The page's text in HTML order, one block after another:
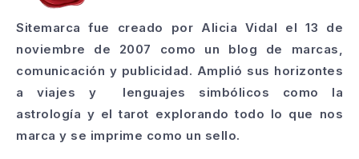
Sitemarca fue creado por Alicia Vidal el 13 de
noviembre de 2007 como un blog de marcas,
comunicación y publicidad. Amplió sus horizontes
a viajes y lenguajes simbólicos como la
astrología y el tarot explorando todo lo que nos
marca y se imprime como un sello.